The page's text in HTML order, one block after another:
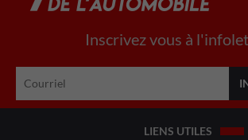
Inscrivez vous à
LIENS UTILES